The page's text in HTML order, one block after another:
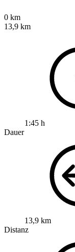
0 km
13,9 km
1:45 h
Dauer
13,9 km
Distanz